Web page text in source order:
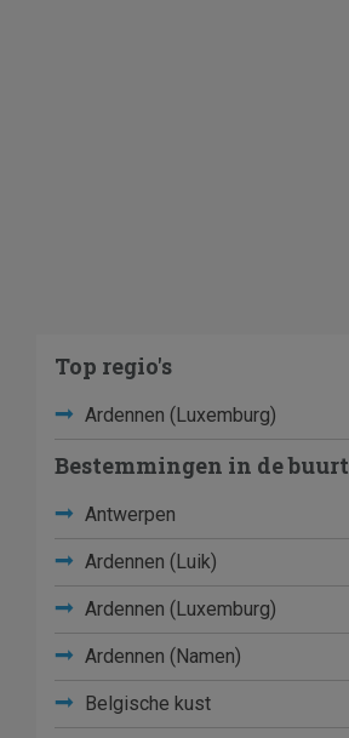
Top regio's
Ardennen (Luxemburg)
Bestemmingen in de buurt
Antwerpen
Ardennen (Luik)
Ardennen (Luxemburg)
Ardennen (Namen)
Belgische kust